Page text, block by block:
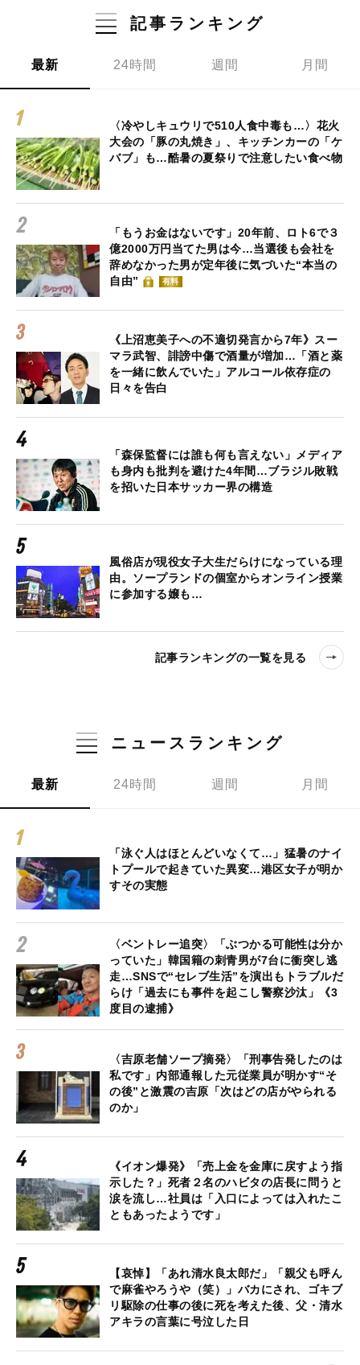
記事ランキング
最新 24時間 週間 月間
〈冷やしキュウリで510人食中毒も…〉花火
大会の「豚の丸焼き」、キッチンカーの「ケ
バブ」も…酷暑の夏祭りで注意したい食べ物
「もうお金はないです」20年前、ロト6で３
億2000万円当てた男は今…当選後も会社を
辞めなかった男が定年後に気づいた“本当の
自由”
有料
《上沼恵美子への不適切発言から7年》スー
マラ武智、誹謗中傷で酒量が増加…「酒と薬
を一緒に飲んでいた」アルコール依存症の
日々を告白
「森保監督には誰も何も言えない」メディア
も身内も批判を避けた4年間…ブラジル敗戦
を招いた日本サッカー界の構造
風俗店が現役女子大生だらけになっている理
由。ソープランドの個室からオンライン授業
に参加する嬢も…
記事ランキングの一覧を見る
ニュースランキング
最新 24時間 週間 月間
「泳ぐ人はほとんどいなくて…」猛暑のナイ
トプールで起きていた異変…港区女子が明か
すその実態
〈ベントレー追突〉「ぶつかる可能性は分か
っていた」韓国籍の刺青男が7台に衝突し逃
走…SNSで“セレブ生活”を演出もトラブルだ
らけ「過去にも事件を起こし警察沙汰」《3
度目の逮捕》
〈吉原老舗ソープ摘発〉「刑事告発したのは
私です」内部通報した元従業員が明かす“そ
の後”と激震の吉原「次はどの店がやられる
のか」
《イオン爆発》「売上金を金庫に戻すよう指
示した？」死者２名のハビタの店長に問うと
涙を流し…社員は「入口によっては入れたこ
ともあったようです」
【哀悼】「あれ清水良太郎だ」「親父も呼ん
で麻雀やろうや（笑）」バカにされ、ゴキブ
リ駆除の仕事の後に死を考えた後、父・清水
アキラの言葉に号泣した日